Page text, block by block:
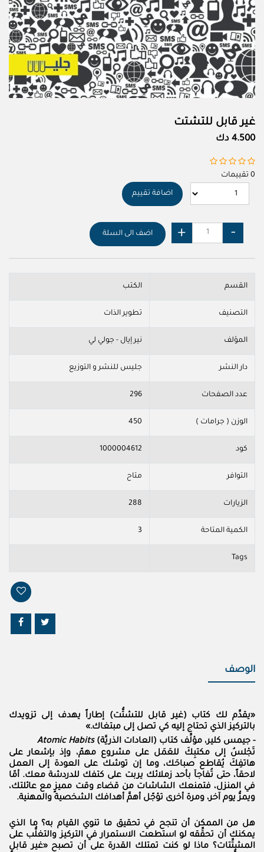
غير قابل للتشتت
4.500 دك
0 تقييمات
اضافة تقييم
اضف الى السلة
القسم الكتب
التصنيف تطوير الذات
المؤلف نير إيال - جولي لي
دار النشر جليس للنشر و التوزيع
عدد الصفحات 296
الوزن ( جرامات ) 450
كود 1000004612
التوافر متاح
الزيارات 288
الكمية المتاحة 3
Tags
الوصف
«يقدِّم لك كتاب (غير قابل للتشتُّت) إطاراً يهدف إلى تزويدك
بالتركيز الذي تحتاج إليه كي تصل إلى مبتغاك.»
- جيمس كلير، مؤلِّف كتاب (العادات الذريَّة)Atomic Habits
تَجْلسُ إلى مكتبِكَ للعَمَل على مشروع مهمّ، وإذ بإشعار على
هاتفِكَ يُقاطع صباحَك، وما إن توشك على العودة إلى العمل
لاحقاً، حتى تُفاجآ بأحد زملائك يربت على كتفك للدردشة معك. أمّا
في المنزل، فتمنعك الشاشات من قضاء وقت مميزٍ مع عائلتك،
ويمرُّ يوم آخر، ومرة أخرى تؤجّل أهمَّ أهدافك الشخصية والمهنية.
هل من الممكن أن تنجح في تحقيق ما تنوي القيام به؟ ما الذي
يمكنك أن تحقِّقه لو استطعت الاستمرار في التركيز والتغلُّب على
المشتِّتات؟ ماذا لو كنت تمتلك القدرة على أن تصبح «غير قابلٍ